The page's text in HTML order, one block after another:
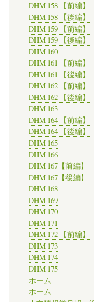
DHM 158 【前編】
DHM 158 【後編】
DHM 159 【前編】
DHM 159 【後編】
DHM 160
DHM 161 【前編】
DHM 161 【後編】
DHM 162 【前編】
DHM 162 【後編】
DHM 163
DHM 164 【前編】
DHM 164 【後編】
DHM 165
DHM 166
DHM 167【前編】
DHM 167【後編】
DHM 168
DHM 169
DHM 170
DHM 171
DHM 172 【前編】
DHM 173
DHM 174
DHM 175
ホーム
ホーム